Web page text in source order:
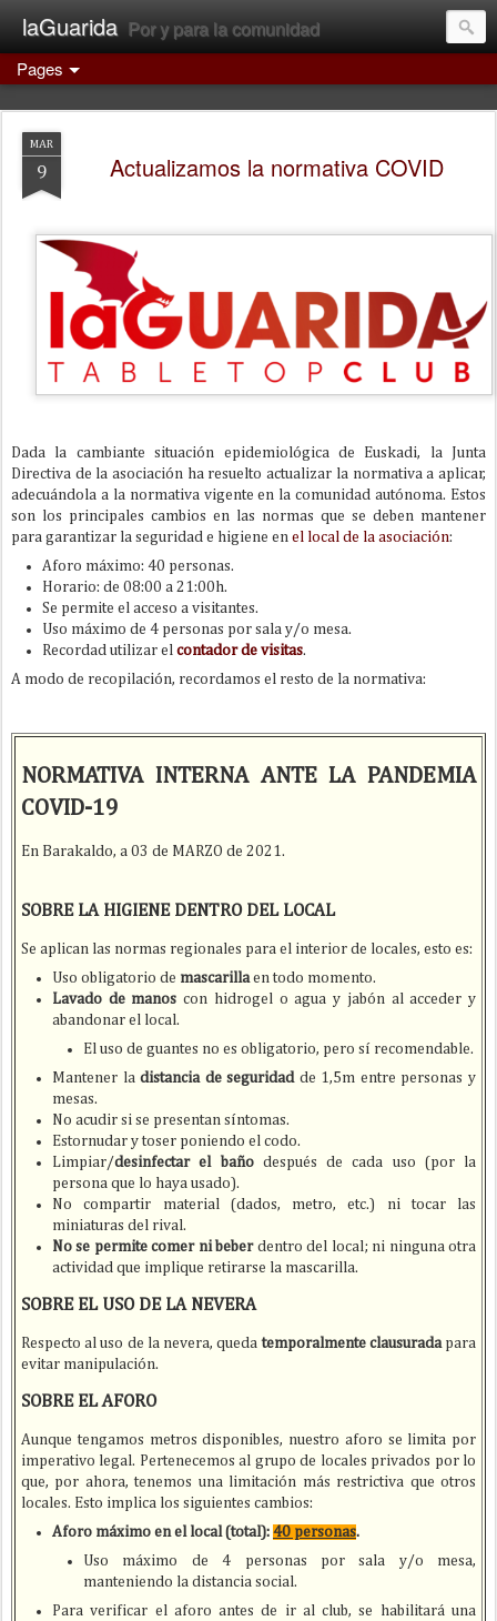
laGuarida Por y para la comunidad
Pages
MAR
9 Actualizamos la normativa COVID
Dada la cambiante situación epidemiológica de Euskadi, la Junta
Directiva de la asociación ha resuelto actualizar la normativa a aplicar,
adecuándola a la normativa vigente en la comunidad autónoma. Estos
son los principales cambios en las normas que se deben mantener
para garantizar la seguridad e higiene en el local de la asociación:
Aforo máximo: 40 personas.
Horario: de 08:00 a 21:00h.
Se permite el acceso a visitantes.
Uso máximo de 4 personas por sala y/o mesa.
Recordad utilizar el contador de visitas.
A modo de recopilación, recordamos el resto de la normativa:
NORMATIVA INTERNA ANTE LA PANDEMIA
COVID-19
En Barakaldo, a 03 de MARZO de 2021.
SOBRE LA HIGIENE DENTRO DEL LOCAL
Se aplican las normas regionales para el interior de locales, esto es:
Uso obligatorio de mascarilla en todo momento.
Lavado de manos con hidrogel o agua y jabón al acceder y
abandonar el local.
El uso de guantes no es obligatorio, pero sí recomendable.
Mantener ladistancia de seguridad de 1,5m entre personas y
mesas.
No acudir si se presentan síntomas.
Estornudar y toser poniendo el codo.
Limpiar/desinfectar el bañodespués de cada uso (por la
persona que lo haya usado).
No compartir material (dados, metro, etc.) ni tocar las
miniaturas del rival.
No se permite comer ni beberdentro del local; ni ninguna otra
actividad que implique retirarse la mascarilla.
SOBRE EL USO DE LA NEVERA
Respecto al uso de la nevera, quedatemporalmente clausuradapara
evitar manipulación.
SOBRE EL AFORO
Aunque tengamos metros disponibles, nuestro aforo se limita por
imperativo legal. Pertenecemos al grupo de locales privados por lo
que, por ahora, tenemos una limitación más restrictiva que otros
locales. Esto implica los siguientes cambios:
Aforo máximo en el local (total): 40 personas.
Uso máximo de 4 personas por sala y/o mesa,
manteniendo la distancia social.
Para verificar el aforo antes de ir al club, se habilitará una